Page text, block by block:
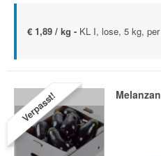
€ 1,89 / kg - KL I, lose, 5 kg,
Verpasst!